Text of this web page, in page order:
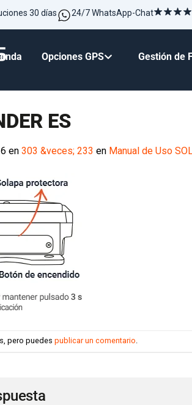
30 días 24/7 WhatsApp-Chat
Opciones GPS Gestión de
ES
en 303 &veces; 233 en Manual de Uso
pero puedes publicar un comentario